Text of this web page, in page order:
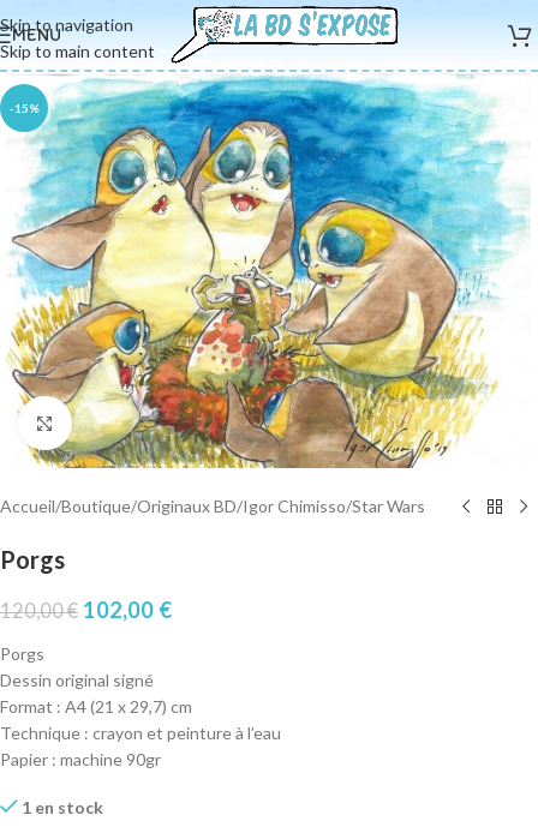
Skip to navigation
Skip to main content
MENU
-15%
Cliquez pour agrandir
Accueil/Boutique/Originaux BD/Igor Chimisso/Star Wars
Porgs
120,00€ 102,00 €
Porgs
Dessin original signé
Format : A4 (21 x 29,7) cm
Technique : crayon et peinture à l’eau
Papier : machine 90gr
1 en stock